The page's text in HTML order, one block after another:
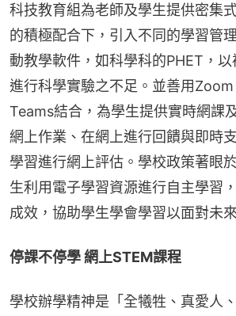
科技教育組為老師及學生提供密集
的積極配合下，引入不同的學習管
動教學軟件，如科學科的PHET，
進行科學實驗之不足。並善用
Teams結合，為學生提供實時網課
網上作業、在網上進行回饋與即時
學習進行網上評估。學校政策著眼
生利用電子學習資源進行自主學習
成效，協助學生學會學習以面對未
停課不停學 網上STEM課程
學校辦學精神是「全犧牲、真愛人